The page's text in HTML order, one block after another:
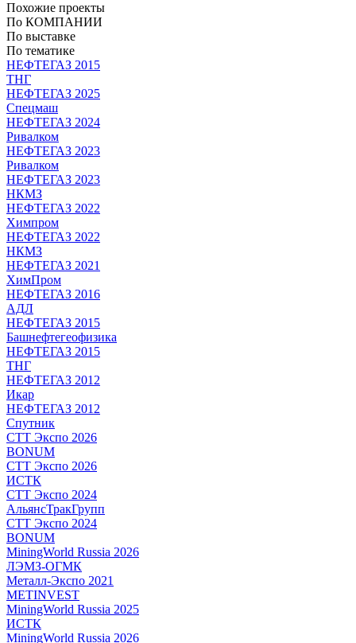
Похожие проекты
По КОМПАНИИ
По выставке
По тематике
НЕФТЕГАЗ 2015
ТНГ
НЕФТЕГАЗ 2025
Спецмаш
НЕФТЕГАЗ 2024
Ривалком
НЕФТЕГАЗ 2023
Ривалком
НЕФТЕГАЗ 2023
НКМЗ
НЕФТЕГАЗ 2022
Химпром
НЕФТЕГАЗ 2022
НКМЗ
НЕФТЕГАЗ 2021
ХимПром
НЕФТЕГАЗ 2016
АДЛ
НЕФТЕГАЗ 2015
Башнефтегеофизика
НЕФТЕГАЗ 2015
ТНГ
НЕФТЕГАЗ 2012
Икар
НЕФТЕГАЗ 2012
Спутник
СТТ Экспо 2026
BONUM
СТТ Экспо 2026
ИСТК
СТТ Экспо 2024
АльянсТракГрупп
СТТ Экспо 2024
BONUM
MiningWorld Russia 2026
ЛЭМЗ-ОГМК
Металл-Экспо 2021
METINVEST
MiningWorld Russia 2025
ИСТК
MiningWorld Russia 2026